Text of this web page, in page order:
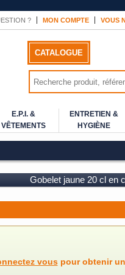
? MON COMPTE VOUS
CATALOGUE
E.P.I. &
VÊTEMENTS
ENTRETIEN &
HYGIÈNE
Gobelet jaune 20 cl en
vouspour obtenir